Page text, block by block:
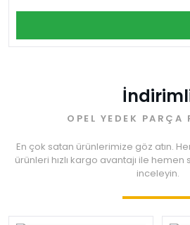
OPEL YEDEK PARÇA
En çok satan ürünlerimize göz atın.
ürünleri hızlı kargo avantajı ile hemen
inceleyin.